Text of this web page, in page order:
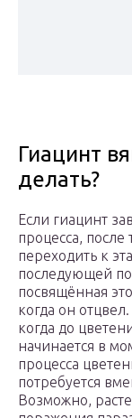
Гиацинт
делать?
Если гиацинт
процесса, после
переходить к
последующей
посвящённая
когда он
когда до
начинается в
процесса
потребуется
Возможно,